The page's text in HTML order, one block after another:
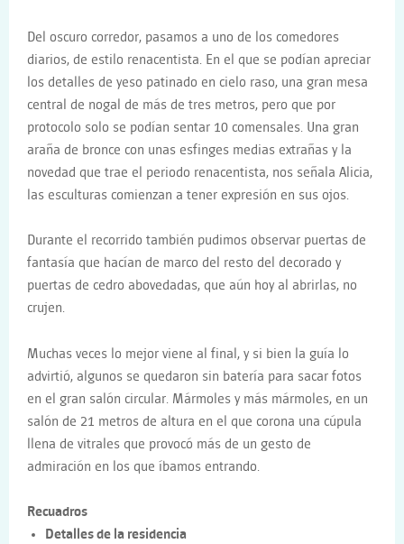
Del oscuro corredor, pasamos a uno de los comedores
diarios, de estilo renacentista. En el que se podían apreciar
los detalles de yeso patinado en cielo raso, una gran mesa
central de nogal de más de tres metros, pero que por
protocolo solo se podían sentar 10 comensales. Una gran
araña de bronce con unas esfinges medias extrañas y la
novedad que trae el periodo renacentista, nos señala Alicia,
las esculturas comienzan a tener expresión en sus ojos.
Durante el recorrido también pudimos observar puertas de
fantasía que hacían de marco del resto del decorado y
puertas de cedro abovedadas, que aún hoy al abrirlas, no
crujen.
Muchas veces lo mejor viene al final, y si bien la guía lo
advirtió, algunos se quedaron sin batería para sacar fotos
en el gran salón circular. Mármoles y más mármoles, en un
salón de 21 metros de altura en el que corona una cúpula
llena de vitrales que provocó más de un gesto de
admiración en los que íbamos entrando.
Recuadros
Detalles de la residencia